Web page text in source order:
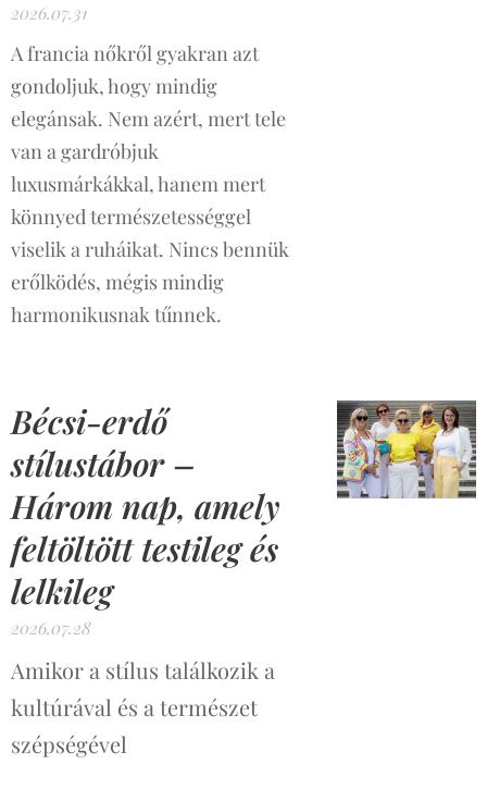
2026.07.31
A francia nőkről gyakran azt
gondoljuk, hogy mindig
elegánsak. Nem azért, mert tele
van a gardróbjuk
luxusmárkákkal, hanem mert
könnyed természetességgel
viselik a ruháikat. Nincs bennük
erőlködés, mégis mindig
harmonikusnak tűnnek.
Bécsi-erdő
stílustábor –
Három nap, amely
feltöltött testileg és
lelkileg
2026.07.28
Amikor a stílus találkozik a
kultúrával és a természet
szépségével